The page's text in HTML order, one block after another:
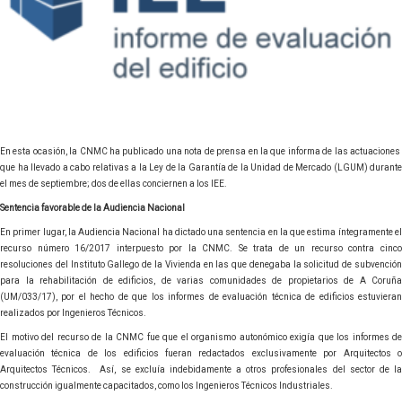
En esta ocasión, la CNMC ha publicado una nota de prensa en la que informa de las actuaciones
que ha llevado a cabo relativas a la Ley de la Garantía de la Unidad de Mercado (LGUM) durante
el mes de septiembre; dos de ellas conciernen a los IEE.
Sentencia favorable de la Audiencia Nacional
En primer lugar, la Audiencia Nacional ha dictado una sentencia en la que estima íntegramente el
recurso número 16/2017 interpuesto por la CNMC. Se trata de un recurso contra cinco
resoluciones del Instituto Gallego de la Vivienda en las que denegaba la solicitud de subvención
para la rehabilitación de edificios, de varias comunidades de propietarios de A Coruña
(UM/033/17), por el hecho de que los informes de evaluación técnica de edificios estuvieran
realizados por Ingenieros Técnicos.
El motivo del recurso de la CNMC fue que el organismo autonómico exigía que los informes de
evaluación técnica de los edificios fueran redactados exclusivamente por Arquitectos o
Arquitectos Técnicos. Así, se excluía indebidamente a otros profesionales del sector de la
construcción igualmente capacitados, como los Ingenieros Técnicos Industriales.